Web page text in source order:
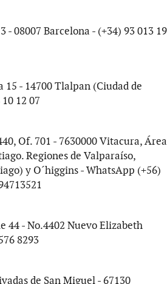
- 08007 Barcelona - (+34) 93 013 19
15 - 14700 Tlalpan (Ciudad de
12 07
Of. 701 - 7630000 Vitacura, Área
Regiones de Valparaíso,
y O´higgins - WhatsApp (+56)
44 - No.4402 Nuevo Elizabeth
8293
de San Miguel - 67130